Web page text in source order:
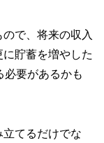
で、将来の収入
貯蓄を増やした
要があるかも
てるだけでな